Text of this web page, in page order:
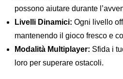
possono aiutare durante
Livelli Dinamici: Ogni livello
mantenendo il gioco fresco e
Modalità Multiplayer: Sfida i
loro per superare ostacoli.